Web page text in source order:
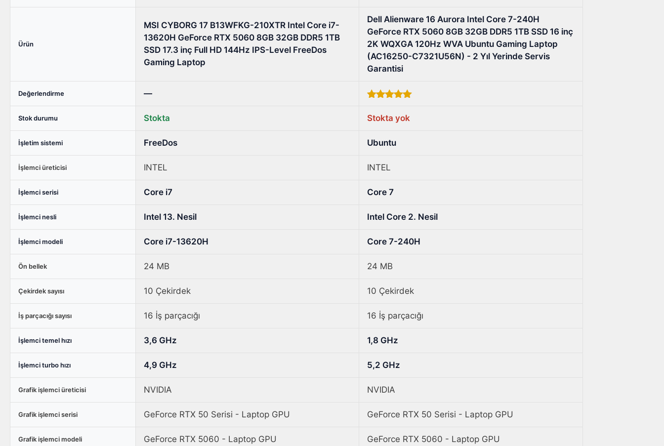
FreeDos
Alienware
Aurora
Core
240H
RTX
8GB
DDR5
SSD
inç
WQXGA
WVA
Gaming
(AC16250-
Ürün
MSI CYBORG 17 B13WFKG-210XTR Intel Core i7-
13620H GeForce RTX 5060 8GB 32GB DDR5 1TB
SSD 17.3 inç Full HD 144Hz IPS-Level FreeDos
Gaming Laptop
Dell Alienware 16 Aurora Intel Core 7-240H
GeForce RTX 5060 8GB 32GB DDR5 1TB SSD 16 inç
2K WQXGA 120Hz WVA Ubuntu Gaming Laptop
(AC16250-C7321U56N) - 2 Yıl Yerinde Servis
Garantisi
Değerlendirme —
5
Stok durumu Stokta Stokta yok
İşletim sistemi FreeDos Ubuntu
İşlemci üreticisi INTEL INTEL
İşlemci serisi Core i7 Core 7
İşlemci nesli Intel 13. Nesil Intel Core 2. Nesil
İşlemci modeli Core i7-13620H Core 7-240H
Ön bellek 24 MB 24 MB
Çekirdek sayısı 10 Çekirdek 10 Çekirdek
İş parçacığı sayısı 16 İş parçacığı 16 İş parçacığı
İşlemci temel hızı 3,6 GHz 1,8 GHz
İşlemci turbo hızı 4,9 GHz 5,2 GHz
Grafik işlemci üreticisi NVIDIA NVIDIA
Grafik işlemci serisi GeForce RTX 50 Serisi - Laptop GPU GeForce RTX 50 Serisi - Laptop GPU
Grafik işlemci modeli GeForce RTX 5060 - Laptop GPU GeForce RTX 5060 - Laptop GPU